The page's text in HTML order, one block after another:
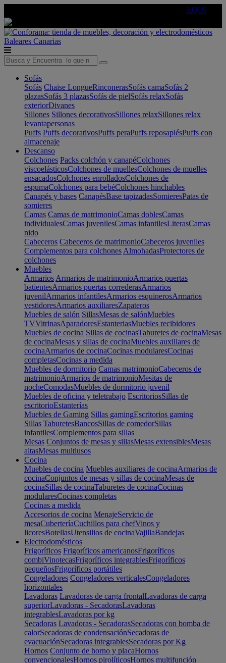
AQUÍ
Baleares Canarias
Sofás
Sofás Chaise LongueRinconerasSofás camaSofás 2
plazasSofás 3 plazasSofás de pielSofás relaxSofás
exteriorDivanes
Sillones Sillones decorativosSillones relaxSillones relax
levantapersonas
Puffs Puffs decorativosPuffs peraPuffs reposapiésPuffs con
almacenaje
Descanso
Colchones Packs colchón y canapéColchones
viscoelásticosColchones de muellesColchones de muelles
ensacadosColchones enrolladosColchones de
espumaColchones para bebéColchones hinchables
Canapés y bases CanapésBase tapizadasSomieresPatas de
somieres
Camas Camas de matrimonioCamas doblesCamas
individualesCamas juvenilesCamas infantilesLiterasCamas
nido
Cabeceros Cabeceros de matrimonioCabeceros juveniles
Complementos para colchones AlmohadasProtectores de
colchones
Muebles
Armarios Armarios de matrimonioArmarios puertas
batientesArmarios puertas correderasArmarios
juvenilArmarios infantilesArmarios esquinerosArmarios
vestidoresArmarios auxiliaresZapateros
Muebles de salón SillasMesas de salónMuebles
TVVitrinasAparadoresEstanteriasMuebles recibidores
Muebles de cocina Sillas de cocinasTaburetes de cocinaMesas
de cocinaMesas y sillas de cocinaMuebles auxiliares de
cocinaArmarios de cocinaCocinas modularesCocinas
completasCocinas a medida
Muebles de dormitorio Camas matrimonioCabeceros de
matrimonioArmarios de matrimonioMesitas de
nocheComodasMuebles de dormitorio juvenil
Muebles de oficina y teletrabajo EscritoriosSillas de
escritorioEstanterías
Muebles de Gaming Sillas gamingEscritorios gaming
Sillas TaburetesBancosSillas de comedorSillas
infantilesComplementos para sillas
Mesas Conjuntos de mesas y sillasMesas extensiblesMesas
altasMesas multiusos
Cocina
Muebles de cocina Muebles auxiliares de cocinaArmarios de
cocinaConjuntos de mesas y sillas de cocinaMesas de
cocinaSillas de cocinaTaburetes de cocinaCocinas
modularesCocinas completas
Cocinas a medida
Accesorios de cocina MenajeServicio de
mesaCuberteríaCuchillos para chefVinos y
licoresBotellasUtensilios de cocinaVajillaBandejas
Electrodomésticos
Frigoríficos Frigoríficos americanosFrigoríficos
combiVinotecasFrigoríficos integrablesFrigoríficos
pequeñosFrigoríficos portátiles
Congeladores Congeladores verticalesCongeladores
horizontales
Lavadoras Lavadoras de carga frontalLavadoras de carga
superiorLavadoras - SecadorasLavadoras
integrablesLavadoras por kg
Secadoras Lavadoras - SecadorasSecadoras con bomba de
calorSecadoras de condensaciónSecadoras de
evacuaciónSecadoras integrablesSecadoras por Kg
Hornos Conjunto de horno y placaHornos
convencionalesHornos pirolíticosHornos multifunción